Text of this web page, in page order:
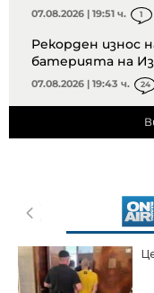
07.08.2026 | 19:51 ч. 1
Рекорден износ
батерията на
07.08.2026 | 19:43 ч. 24